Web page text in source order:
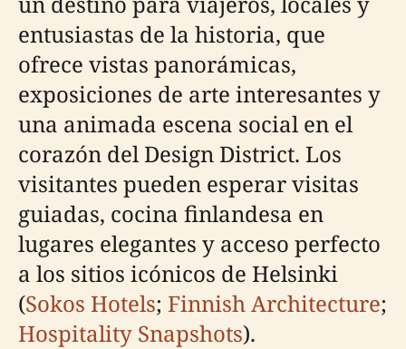
entusiastas de la historia, que
ofrece vistas panorámicas,
exposiciones de arte interesantes y
una animada escena social en el
corazón del Design District. Los
visitantes pueden esperar visitas
guiadas, cocina finlandesa en
lugares elegantes y acceso perfecto
a los sitios icónicos de Helsinki
(Sokos Hotels; Finnish Architecture;
Hospitality Snapshots).